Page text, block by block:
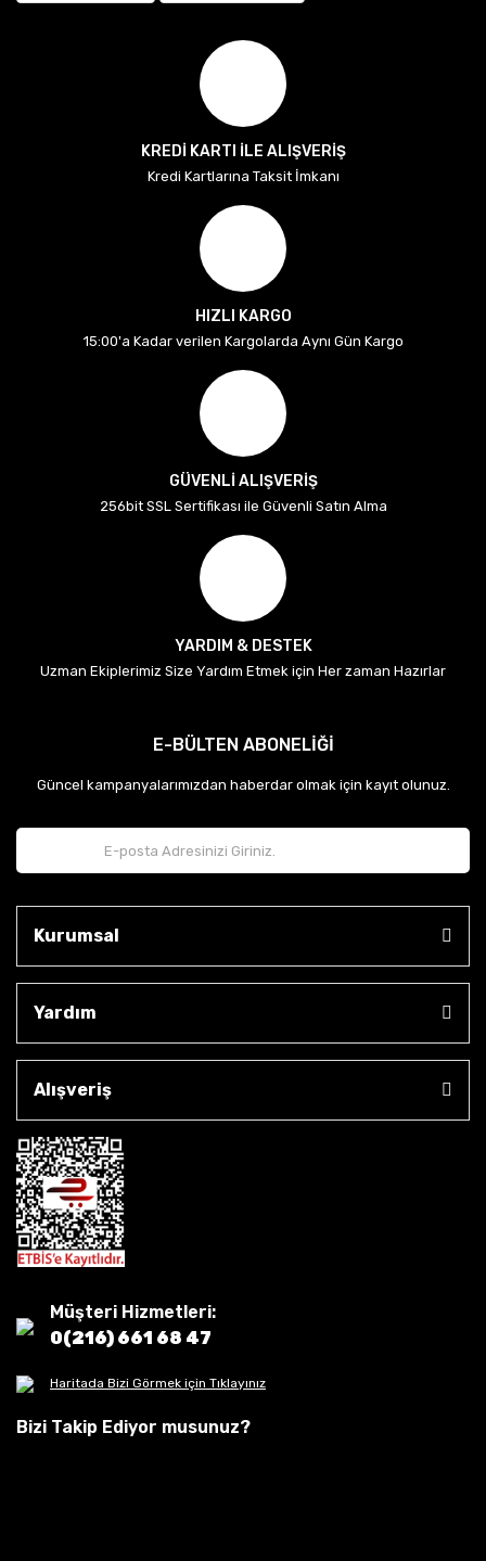
KREDİ KARTI İLE ALIŞVERİŞ
Kredi Kartlarına Taksit İmkanı
HIZLI KARGO
15:00'a Kadar verilen Kargolarda Aynı Gün Kargo
GÜVENLİ ALIŞVERİŞ
256bit SSL Sertifikası ile Güvenli Satın Alma
YARDIM & DESTEK
Uzman Ekiplerimiz Size Yardım Etmek için Her zaman Hazırlar
E-BÜLTEN ABONELİĞİ
Güncel kampanyalarımızdan haberdar olmak için kayıt olunuz.
Kurumsal
Yardım
Alışveriş
Müşteri Hizmetleri:
0(216) 661 68 47
Haritada Bizi Görmek için Tıklayınız
Bizi Takip Ediyor musunuz?